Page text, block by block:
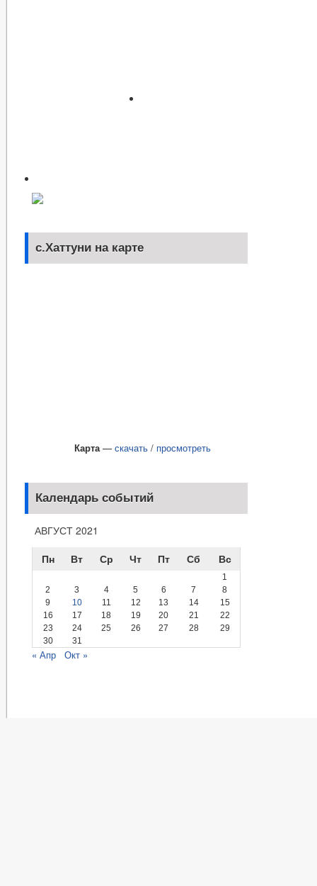
с.Хаттуни на карте
Карта— скачать / просмотреть
Календарь событий
АВГУСТ 2021
Пн
Вт Ср Чт Пт Сб Вс
1
2
3 4 5 6 7
8
9
10 11 12 13 14
15
16
17 18 19 20 21
22
23
24 25 26 27 28
29
30
31
« Апр Окт »